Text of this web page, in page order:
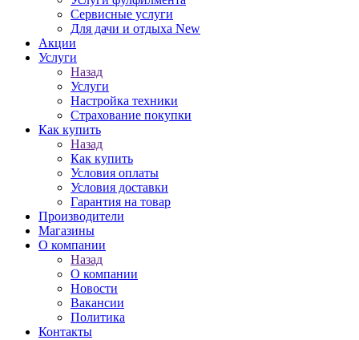
Сервисные услуги
Для дачи и отдыха New
Акции
Услуги
Назад
Услуги
Настройка техники
Страхование покупки
Как купить
Назад
Как купить
Условия оплаты
Условия доставки
Гарантия на товар
Производители
Магазины
О компании
Назад
О компании
Новости
Вакансии
Политика
Контакты